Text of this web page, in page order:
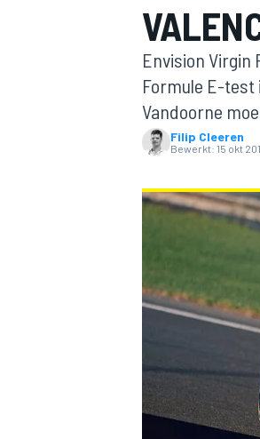
MOTOGP
Envision Virgin
Formule E-test
Vandoorne
Filip Cleeren
Bewerkt: 15 okt